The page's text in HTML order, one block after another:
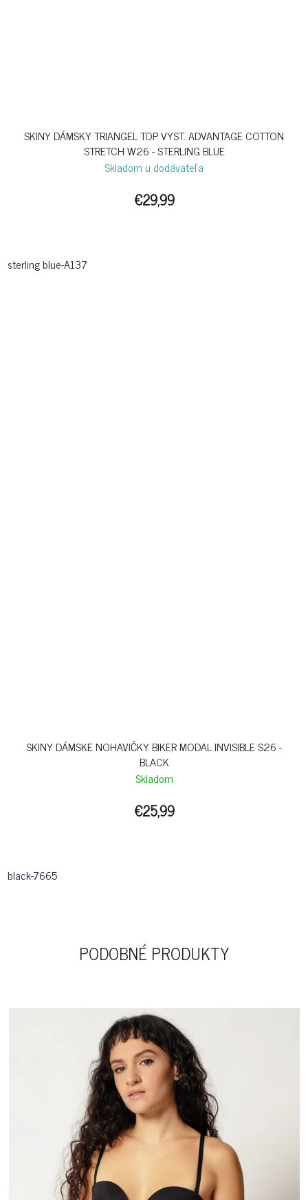
SKINY DÁMSKY TRIANGEL TOP VYST. ADVANTAGE COTTON
STRETCH W26 - STERLING BLUE
Skladom u dodávateľa
€29,99
sterling blue-A137
SKINY DÁMSKE NOHAVIČKY BIKER MODAL INVISIBLE S26 -
BLACK
Skladom
€25,99
black-7665
PODOBNÉ PRODUKTY